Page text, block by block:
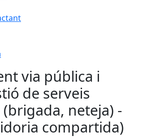
via pública i
de serveis
neteja) -
compartida)